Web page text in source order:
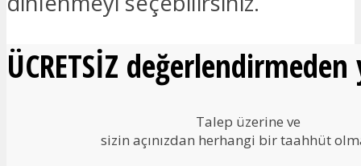
ÜCRETSİZ
Talep üzerine ve
sizin açınızdan herhangi bir taahhüt